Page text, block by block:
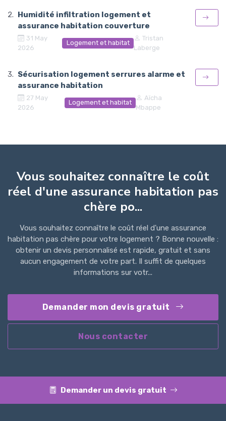
Humidité infiltration logement et
assurance habitation couverture
31 May
2026
Logement et habitat
Tristan
Laberge
Sécurisation logement serrures alarme et
assurance habitation
27 May
2026
Logement et habitat
Aïcha
Mbappe
Vous souhaitez connaître le coût
réel d'une assurance habitation pas
chère po...
Vous souhaitez connaître le coût réel d'une assurance
habitation pas chère pour votre logement ? Bonne nouvelle :
obtenir un devis personnalisé est rapide, gratuit et sans
aucun engagement de votre part. Il suffit de quelques
informations sur votr...
Demander mon devis gratuit
Nous contacter
Demander un devis gratuit